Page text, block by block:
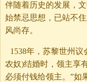
伴随着历史的发展，
始禁忌思想，已站不
风尚存。
1538年，苏黎世州议
农奴)结婚时，领主享
必须付钱给领主。”如